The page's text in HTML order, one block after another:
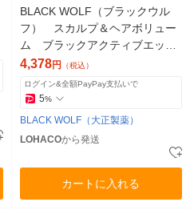
BLACK WOLF（ブラックウル
フ） スカルプ＆ヘアボリュー
ム ブラックアクティブエッセ
ンス 50ml 大正製薬
4,378円 （税込）
ログイン&全額PayPay支払いで
5%
BLACK WOLF（大正製薬）
LOHACOから発送
カートに入れる